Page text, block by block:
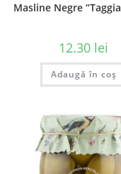
Masline Negre
12.30 lei
Adaugă în coș